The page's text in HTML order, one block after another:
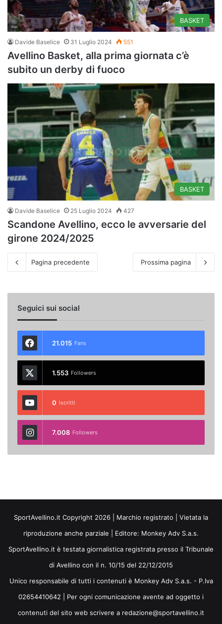
BASKET
Davide Baselice 31 Luglio 2024 551
Avellino Basket, alla prima giornata c’è
subito un derby di fuoco
BASKET
Davide Baselice 25 Luglio 2024 427
Scandone Avellino, ecco le avversarie del
girone 2024/2025
Pagina precedente Prossima pagina
Seguici sui social
21.015 Fans
1.553 Followers
0 Iscritti
7.008 Followers
SportAvellino.it Copyright 2026 | Marchio registrato | Vietata la
riproduzione anche parziale | Editore: Monkey Adv S.a.s.
SportAvellino.it è testata giornalistica registrata presso il Tribunale
di Avellino con il n. 10/15 del 22/12/2015
Unico responsabile di tutti i contenuti è Monkey Adv S.a.s. - P.Iva
02654410642 | Per ogni comunicazione avente ad oggetto i
contenuti del sito web scrivere a redazione@sportavellino.it